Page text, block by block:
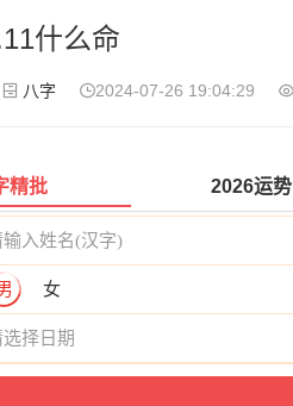
什么命
八字 2024-07-26 19:04:29
精批 2026运势
女